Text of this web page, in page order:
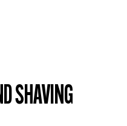
SHAVING